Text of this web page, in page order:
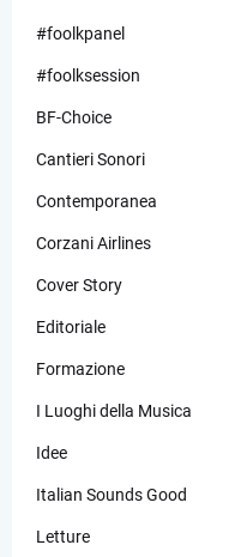
#foolkpanel
#foolksession
BF-Choice
Cantieri Sonori
Contemporanea
Corzani Airlines
Cover Story
Editoriale
Formazione
I Luoghi della Musica
Idee
Italian Sounds Good
Letture